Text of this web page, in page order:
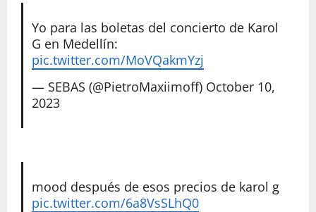
Yo para las boletas del concierto de Karol
G en Medellín:
pic.twitter.com/MoVQakmYzj
— SEBAS (@PietroMaxiimoff) October 10,
2023
mood después de esos precios de karol g
pic.twitter.com/6a8VsSLhQ0